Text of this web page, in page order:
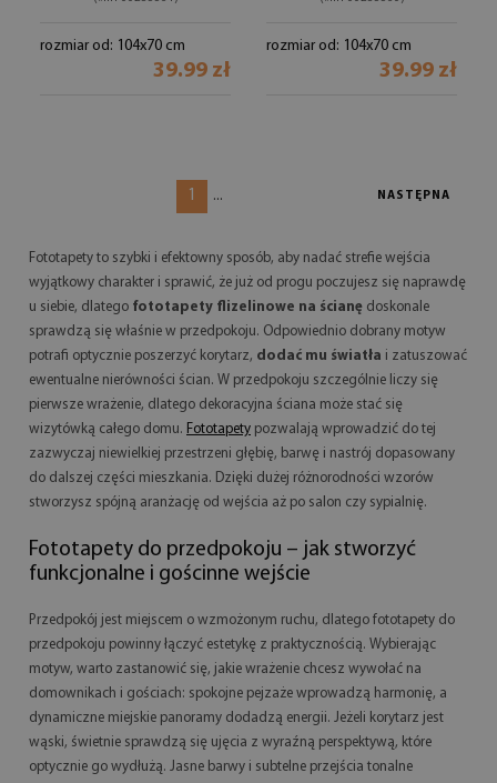
rozmiar od: 104x70 cm
39.99 zł
rozmiar od: 104x70 cm
39.99 zł
1 ... NASTĘPNA
Fototapety to szybki i efektowny sposób, aby nadać strefie wejścia
wyjątkowy charakter i sprawić, że już od progu poczujesz się naprawdę
u siebie, dlatego fototapety flizelinowe na ścianę doskonale
sprawdzą się właśnie w przedpokoju. Odpowiednio dobrany motyw
potrafi optycznie poszerzyć korytarz, dodać mu światła i zatuszować
ewentualne nierówności ścian. W przedpokoju szczególnie liczy się
pierwsze wrażenie, dlatego dekoracyjna ściana może stać się
wizytówką całego domu. Fototapety pozwalają wprowadzić do tej
zazwyczaj niewielkiej przestrzeni głębię, barwę i nastrój dopasowany
do dalszej części mieszkania. Dzięki dużej różnorodności wzorów
stworzysz spójną aranżację od wejścia aż po salon czy sypialnię.
Fototapety do przedpokoju – jak stworzyć
funkcjonalne i gościnne wejście
Przedpokój jest miejscem o wzmożonym ruchu, dlatego fototapety do
przedpokoju powinny łączyć estetykę z praktycznością. Wybierając
motyw, warto zastanowić się, jakie wrażenie chcesz wywołać na
domownikach i gościach: spokojne pejzaże wprowadzą harmonię, a
dynamiczne miejskie panoramy dodadzą energii. Jeżeli korytarz jest
wąski, świetnie sprawdzą się ujęcia z wyraźną perspektywą, które
optycznie go wydłużą. Jasne barwy i subtelne przejścia tonalne